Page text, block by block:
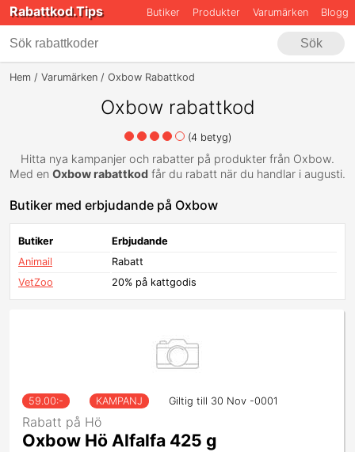
Rabattkod.Tips Butiker Produkter Varumärken Blogg
Sök
Hem Varumärken Oxbow Rabattkod
Oxbow rabattkod
(4betyg)
Hitta nya kampanjer och rabatter på produkter från Oxbow.
Med en Oxbow rabattkod får du rabatt när du handlar i augusti.
Butiker med erbjudande på Oxbow
Butiker
Erbjudande
Animail
Rabatt
VetZoo
20% på kattgodis
59.00:- KAMPANJ Giltig till 30 Nov -0001
Rabatt på Hö
Oxbow Hö Alfalfa 425 g